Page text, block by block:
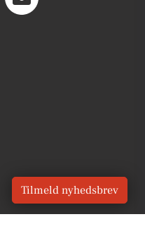
Tilmeld nyhedsbrev